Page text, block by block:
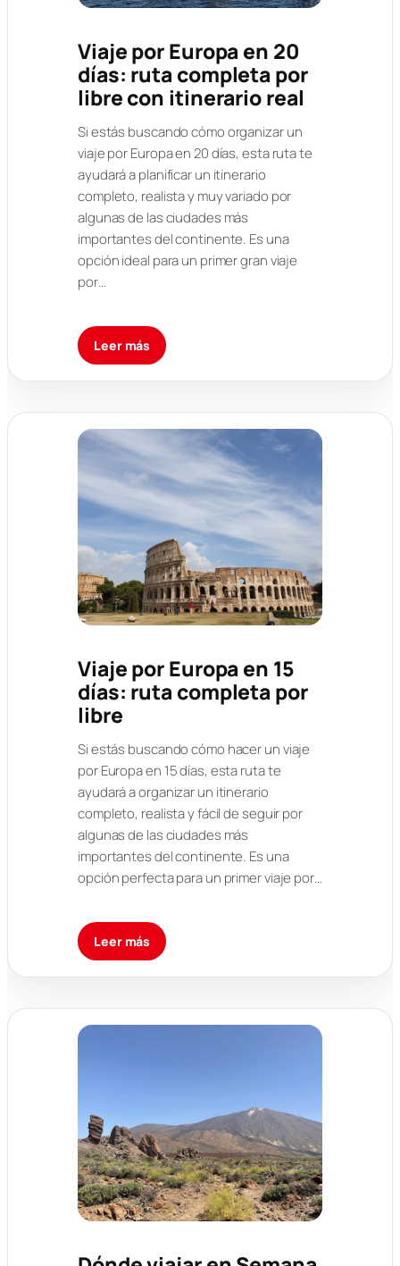
Viaje por Europa en 20
días: ruta completa por
libre con itinerario real
Si estás buscando cómo organizar un
viaje por Europa en 20 días, esta ruta te
ayudará a planificar un itinerario
completo, realista y muy variado por
algunas de las ciudades más
importantes del continente. Es una
opción ideal para un primer gran viaje
por…
Leer más
Viaje por Europa en 15
días: ruta completa por
libre
Si estás buscando cómo hacer un viaje
por Europa en 15 días, esta ruta te
ayudará a organizar un itinerario
completo, realista y fácil de seguir por
algunas de las ciudades más
importantes del continente. Es una
opción perfecta para un primer viaje por…
Leer más